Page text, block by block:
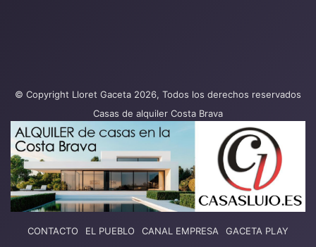
© Copyright Lloret Gaceta 2026, Todos los derechos reservados
Casas de alquiler Costa Brava
CONTACTO EL PUEBLO CANAL EMPRESA GACETA PLAY